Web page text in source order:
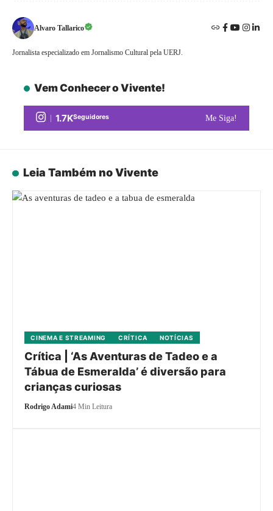
Alvaro Tallarico
Jornalista especializado em Jornalismo Cultural pela UERJ.
Vem Conhecer o Vivente!
1.7KSeguidores Me Siga!
Leia Também no Vivente
CINEMA E STREAMING CRÍTICA NOTÍCIAS
Crítica | ‘As Aventuras de Tadeo e a
Tábua de Esmeralda’ é diversão para
crianças curiosas
Rodrigo Adami4 Min Leitura